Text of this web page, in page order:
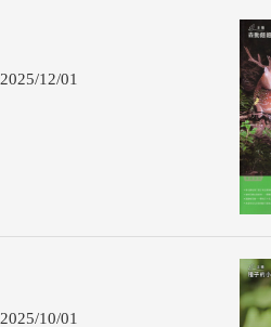
2025/12/01
2025/10/01